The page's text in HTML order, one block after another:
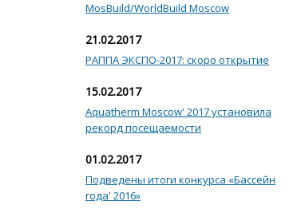
MosBuild/WorldBuild Moscow
21.02.2017
РАППА ЭКСПО-2017: скоро открытие
15.02.2017
Aquatherm Moscow' 2017 установила
рекорд посещаемости
01.02.2017
Подведены итоги конкурса «Бассейн
года' 2016»